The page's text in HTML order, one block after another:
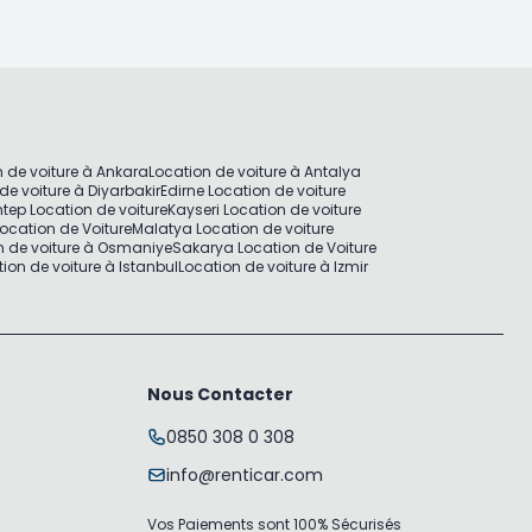
de voiture à AnkaraLocation de voiture à Antalya
voiture à DiyarbakirEdirne Location de voiture
Location de voitureKayseri Location de voiture
de VoitureMalatya Location de voiture
de voiture à OsmaniyeSakarya Location de Voiture
de voiture à IstanbulLocation de voiture à Izmir
Nous Contacter
0850 308 0 308
info@renticar.com
Vos Paiements sont 100% Sécurisés